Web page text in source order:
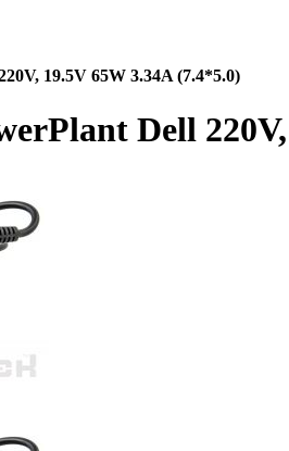
19.5V 65W 3.34A (7.4*5.0)
Dell